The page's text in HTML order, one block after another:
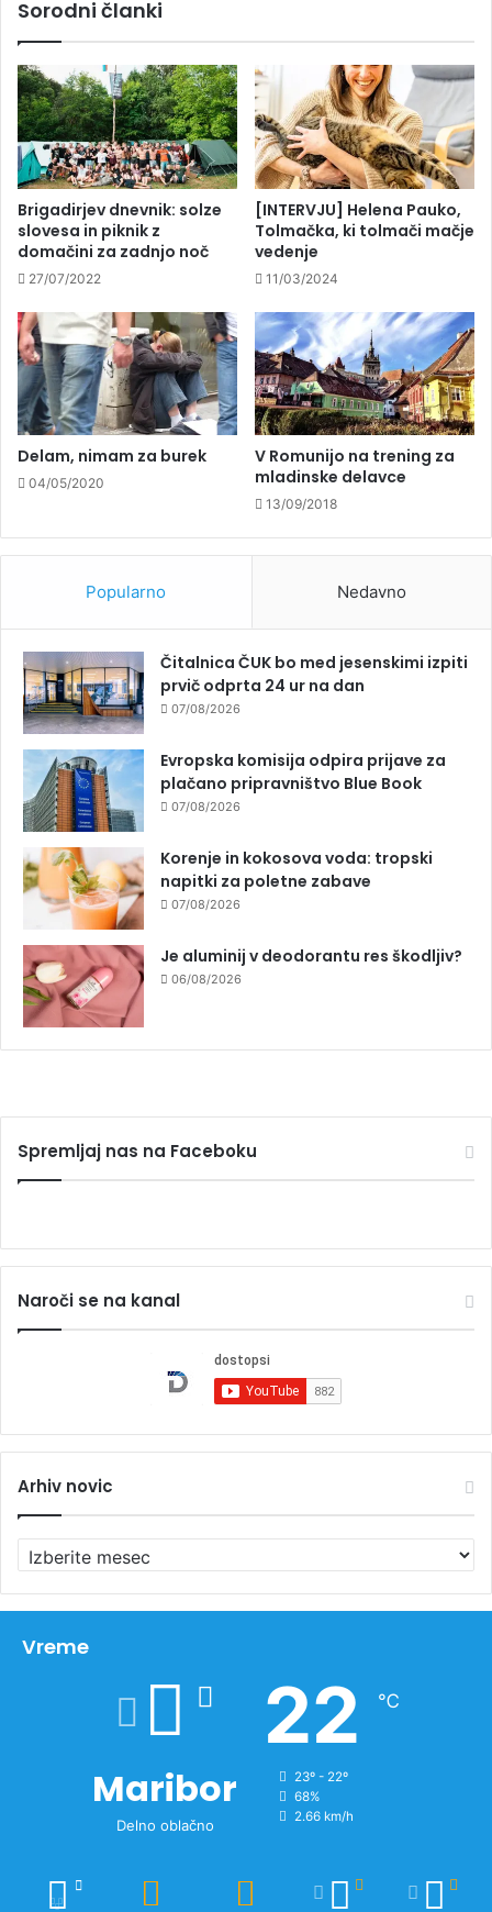
Sorodni članki
Brigadirjev dnevnik: solze
slovesa in piknik z
domačini za zadnjo noč
27/07/2022
[INTERVJU] Helena Pauko,
Tolmačka, ki tolmači mačje
vedenje
11/03/2024
Delam, nimam za burek
04/05/2020
V Romunijo na trening za
mladinske delavce
13/09/2018
Popularno Nedavno
Čitalnica ČUK bo med jesenskimi izpiti
prvič odprta 24 ur na dan
07/08/2026
Evropska komisija odpira prijave za
plačano pripravništvo Blue Book
07/08/2026
Korenje in kokosova voda: tropski
napitki za poletne zabave
07/08/2026
Je aluminij v deodorantu res škodljiv?
06/08/2026
Spremljaj nas na Faceboku
Naroči se na kanal
Arhiv novic
r
h
vVreme
Maribor
Delno oblačno
22 ℃
23º - 22º
68%
2.66 km/h